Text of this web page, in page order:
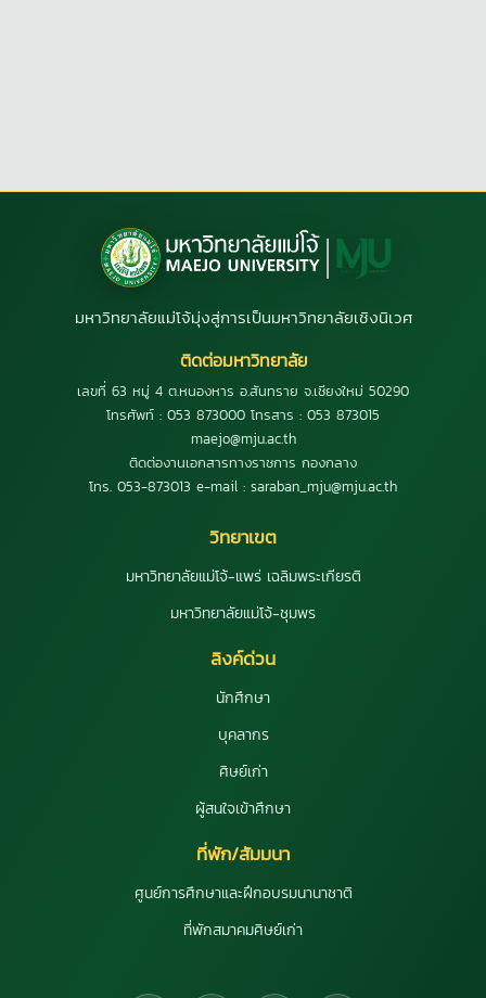
มหาวิทยาลัยแม่โจ้มุ่งสู่การเป็นมหาวิทยาลัยเชิงนิเวศ
ติดต่อมหาวิทยาลัย
เลขที่ 63 หมู่ 4 ต.หนองหาร อ.สันทราย จ.เชียงใหม่ 50290
โทรศัพท์ : 053 873000 โทรสาร : 053 873015
maejo@mju.ac.th
ติดต่องานเอกสารทางราชการ กองกลาง
โทร. 053-873013 e-mail : saraban_mju@mju.ac.th
วิทยาเขต
มหาวิทยาลัยแม่โจ้-แพร่ เฉลิมพระเกียรติ
มหาวิทยาลัยแม่โจ้-ชุมพร
ลิงค์ด่วน
นักศึกษา
บุคลากร
ศิษย์เก่า
ผู้สนใจเข้าศึกษา
ที่พัก/สัมมนา
ศูนย์การศึกษาและฝึกอบรมนานาชาติ
ที่พักสมาคมศิษย์เก่า